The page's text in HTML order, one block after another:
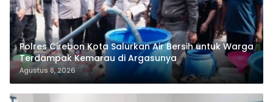
Polres Cirebon Kota Salurkan Air Bersih untuk Warga
Terdampak Kemarau di Argasunya
Agustus 8, 2026